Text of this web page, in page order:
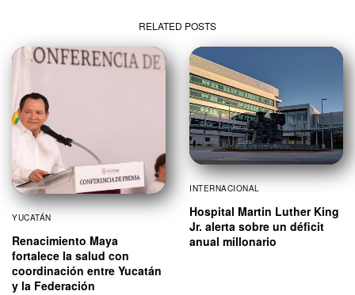
RELATED POSTS
YUCATÁN
Renacimiento Maya
fortalece la salud con
coordinación entre Yucatán
y la Federación
INTERNACIONAL
Hospital Martin Luther King
Jr. alerta sobre un déficit
anual millonario